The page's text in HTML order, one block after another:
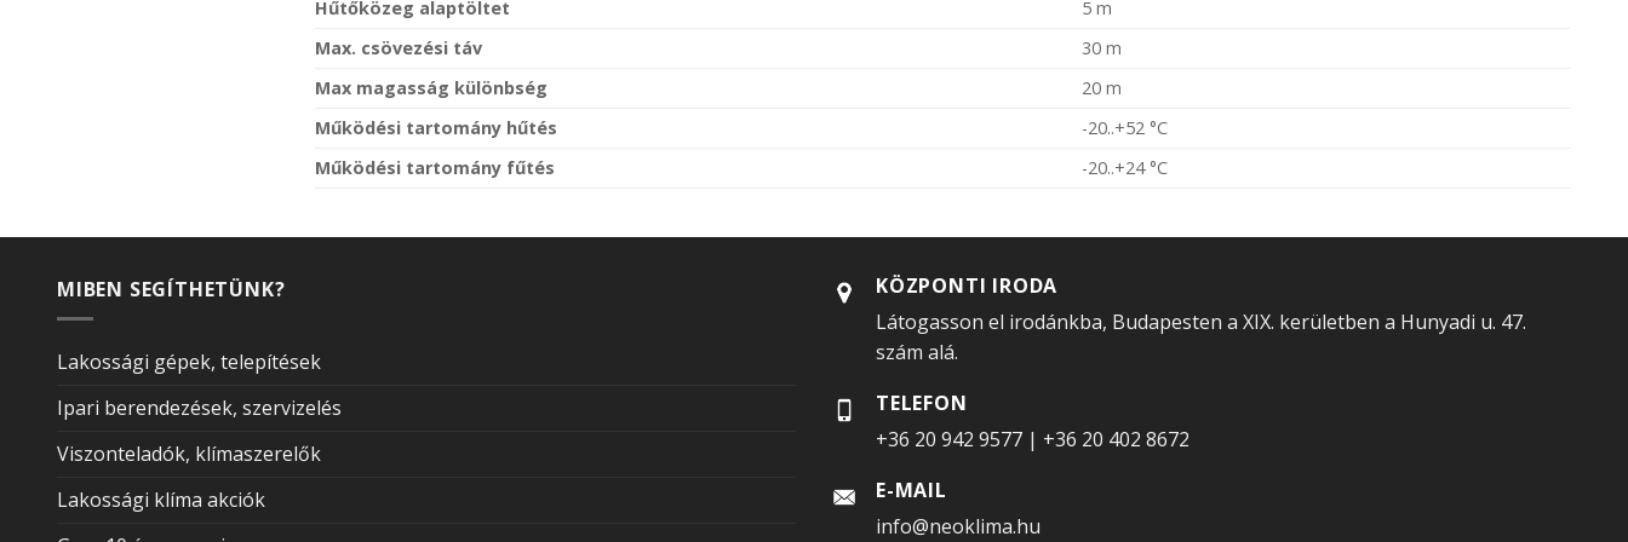
Hűtőközeg alaptöltet
5 m
Max. csövezési táv
30 m
Max magasság különbség
20 m
Működési tartomány hűtés
-20..+52 °C
Működési tartomány fűtés
-20..+24 °C
MIBEN SEGÍTHETÜNK?
Lakossági gépek, telepítések
Ipari berendezések, szervizelés
Viszonteladók, klímaszerelők
Lakossági klíma akciók
KÖZPONTI IRODA
Látogasson el irodánkba, Budapesten a XIX. kerületben a Hunyadi u. 47.
szám alá.
TELEFON
+36 20 942 9577 | +36 20 402 8672
E-MAIL
info@neoklima.hu